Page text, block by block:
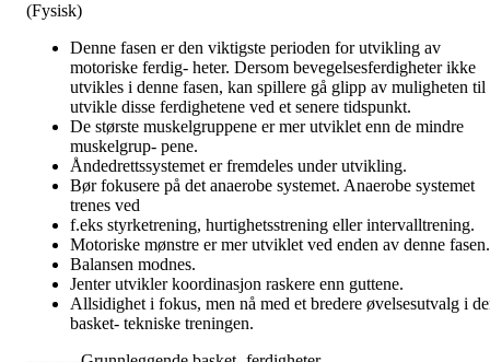
(Fysisk)
Denne fasen er den viktigste perioden for utvikling av
motoriske ferdig- heter. Dersom bevegelsesferdigheter ikke
utvikles i denne fasen, kan spillere gå glipp av muligheten til
utvikle disse ferdighetene ved et senere tidspunkt.
De største muskelgruppene er mer utviklet enn de mindre
muskelgrup- pene.
Åndedrettssystemet er fremdeles under utvikling.
Bør fokusere på det anaerobe systemet. Anaerobe systemet
trenes ved
f.eks styrketrening, hurtighetsstrening eller intervalltrening.
Motoriske mønstre er mer utviklet ved enden av denne fasen.
Balansen modnes.
Jenter utvikler koordinasjon raskere enn guttene.
Allsidighet i fokus, men nå med et bredere øvelsesutvalg i
basket- tekniske treningen.